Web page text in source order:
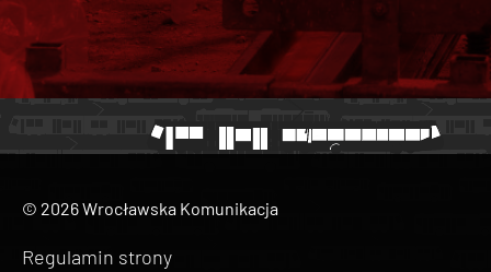
© 2026 Wrocławska Komunikacja
Regulamin strony